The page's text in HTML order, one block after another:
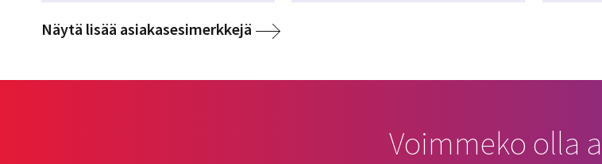
Näytä lisää asiakasesimerkkejä media
Voimmeko olla